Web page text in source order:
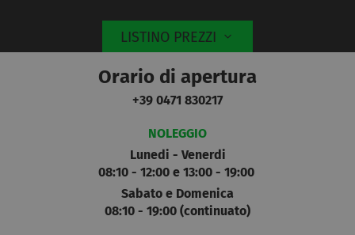
LISTINO PREZZI
Orario di apertura
+39 0471 830217
NOLEGGIO
Lunedi - Venerdi
08:10 - 12:00 e 13:00 - 19:00
Sabato e Domenica
08:10 - 19:00 (continuato)